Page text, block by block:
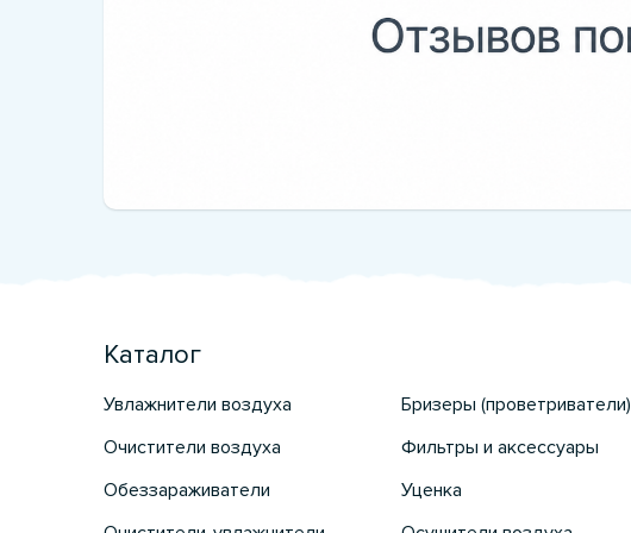
Каталог
Увлажнители воздуха
Очистители воздуха
Обеззараживатели
Бризеры (проветриватели)
Фильтры и аксессуары
Уценка